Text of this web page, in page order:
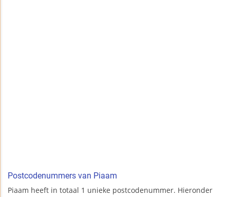
Postcodenummers van Piaam
Piaam heeft in totaal 1 unieke postcodenummer. Hieronder